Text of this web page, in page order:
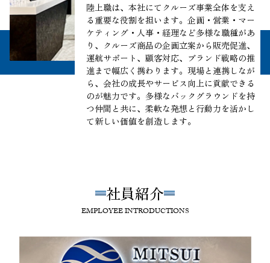
陸上職は、本社にてクルーズ事業全体を支え
る重要な役割を担います。企画・営業・マー
ケティング・人事・経理など多様な職種があ
り、クルーズ商品の企画立案から販売促進、
運航サポート、顧客対応、ブランド戦略の推
進まで幅広く携わります。現場と連携しなが
ら、会社の成長やサービス向上に貢献できる
のが魅力です。多様なバックグラウンドを持
つ仲間と共に、柔軟な発想と行動力を活かし
て新しい価値を創造します。
社員紹介
EMPLOYEE INTRODUCTIONS